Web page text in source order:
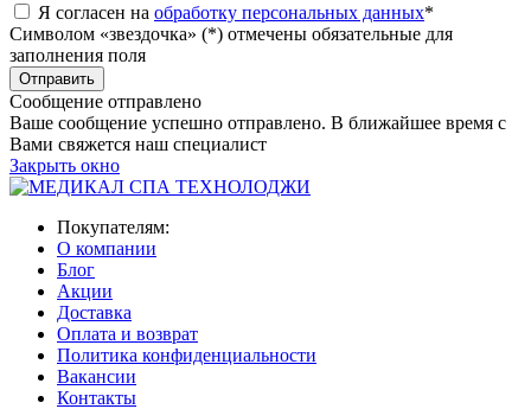
Я согласен на обработку персональных данных*
Символом «звездочка» (*) отмечены обязательные для
заполнения поля
Сообщение отправлено
Ваше сообщение успешно отправлено. В ближайшее время с
Вами свяжется наш специалист
Закрыть окно
Покупателям:
О компании
Блог
Акции
Доставка
Оплата и возврат
Политика конфиденциальности
Вакансии
Контакты